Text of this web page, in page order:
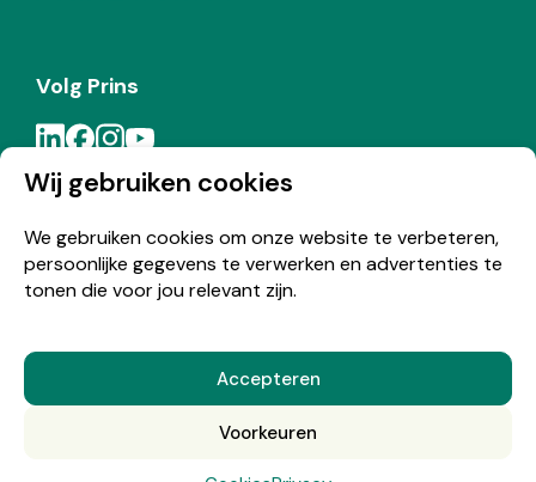
Wij gebruiken cookies
We gebruiken cookies om onze website te verbeteren,
persoonlijke gegevens te verwerken en advertenties te
tonen die voor jou relevant zijn.
Accepteren
Voorkeuren
Volg Prins
Meld je aan voor de Prins nieuwsbrief
© Copyright 2026 Prins